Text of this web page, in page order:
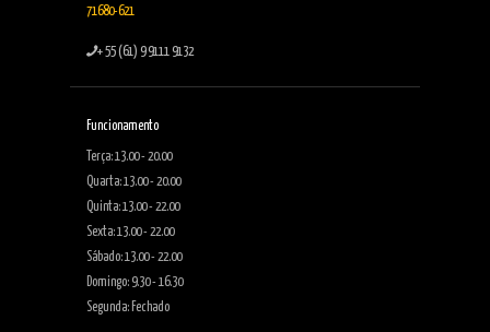
71680-621
+ 55 (61) 9 9111 9132
Funcionamento
Terça: 13.00 - 20.00
Quarta: 13.00 - 20.00
Quinta: 13.00 - 22.00
Sexta: 13.00 - 22.00
Sábado: 13.00 - 22.00
Domingo: 9.30 - 16.30
Segunda: Fechado